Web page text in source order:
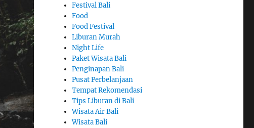
Festival Bali
Food
Food Festival
Liburan Murah
Night Life
Paket Wisata Bali
Penginapan Bali
Pusat Perbelanjaan
Tempat Rekomendasi
Tips Liburan di Bali
Wisata Air Bali
Wisata Bali